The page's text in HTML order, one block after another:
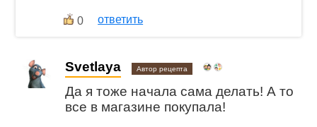
0 ответить
Svetlaya Автор рецепта
Да я тоже начала сама делать! А то
все в магазине покупала!